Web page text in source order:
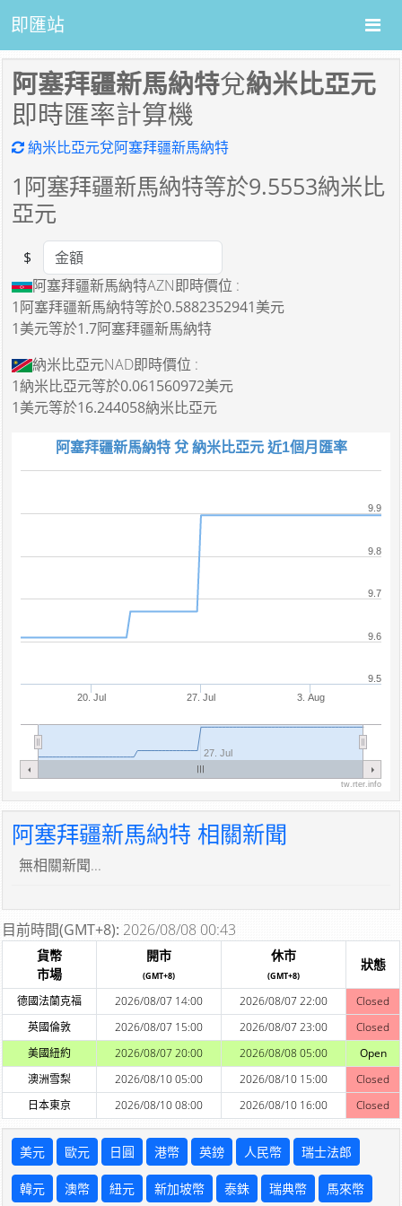
即匯站
阿塞拜疆新馬納特兌納米比亞元
即時匯率計算機
納米比亞元兌阿塞拜疆新馬納特
1 阿塞拜疆新馬納特等於9.5553納米比
亞元
Amount
$
阿塞拜疆新馬納特AZN即時價位 :
1阿塞拜疆新馬納特等於0.5882352941美元
1美元等於1.7阿塞拜疆新馬納特
納米比亞元NAD即時價位 :
1納米比亞元等於0.061560972美元
1美元等於16.244058納米比亞元
阿塞拜疆新馬納特 兌 納米比亞元 近1個月匯率
20. Jul 27. Jul 3. Aug
27. Jul
9.5
9.6
9.7
9.8
9.9
tw.rter.info
阿塞拜疆新馬納特 相關新聞
無相關新聞...
目前時間(GMT+8): 2026/08/08 00:43
貨幣
市場
開市
(GMT+8)
休市
(GMT+8)
狀態
德國法蘭克福 2026/08/07 14:00 2026/08/07 22:00
Closed
英國倫敦
2026/08/07 15:00 2026/08/07 23:00
Closed
美國紐約
2026/08/07 20:00 2026/08/08 05:00
Open
澳洲雪梨
2026/08/10 05:00 2026/08/10 15:00
Closed
日本東京
2026/08/10 08:00 2026/08/10 16:00 Closed
美元 歐元 日圓 港幣 英鎊 人民幣 瑞士法郎
韓元 澳幣 紐元 新加坡幣 泰銖 瑞典幣 馬來幣